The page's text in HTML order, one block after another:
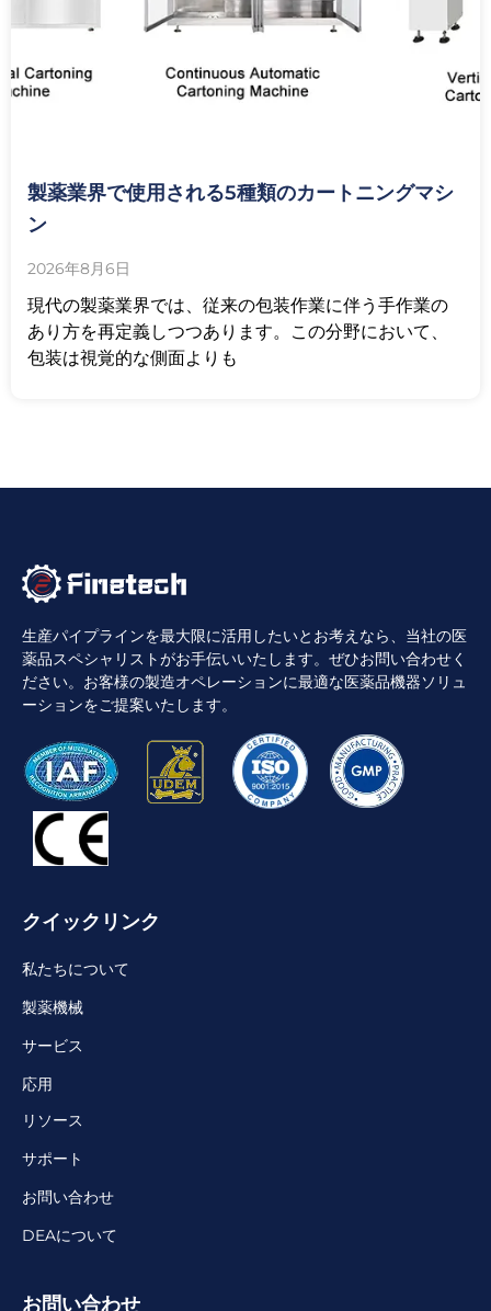
製薬業界で使用される5種類のカートニングマシ
ン
2026年8月6日
現代の製薬業界では、従来の包装作業に伴う手作業の
あり方を再定義しつつあります。この分野において、
包装は視覚的な側面よりも
生産パイプラインを最大限に活用したいとお考えなら、当社の医
薬品スペシャリストがお手伝いいたします。ぜひお問い合わせく
ださい。お客様の製造オペレーションに最適な医薬品機器ソリュ
ーションをご提案いたします。
クイックリンク
私たちについて
製薬機械
サービス
応用
リソース
サポート
お問い合わせ
DEAについて
お問い合わせ